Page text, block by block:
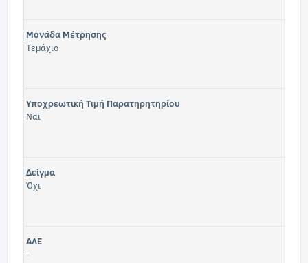
Μονάδα Μέτρησης
Τεμάχιο
Υποχρεωτική Τιμή Παρατηρητηρίου
Ναι
Δείγμα
Όχι
ΑΛΕ
-